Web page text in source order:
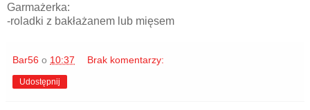
Garmażerka:
-roladki z bakłażanem lub mięsem
Bar56 o 10:37 Brak komentarzy:
Udostępnij